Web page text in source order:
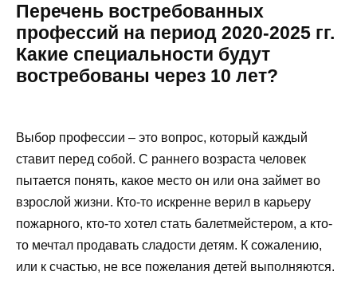
Перечень востребованных
профессий на период 2020-2025 гг.
Какие специальности будут
востребованы через 10 лет?
Выбор профессии – это вопрос, который каждый
ставит перед собой. С раннего возраста человек
пытается понять, какое место он или она займет во
взрослой жизни. Кто-то искренне верил в карьеру
пожарного, кто-то хотел стать балетмейстером, а кто-
то мечтал продавать сладости детям. К сожалению,
или к счастью, не все пожелания детей выполняются.